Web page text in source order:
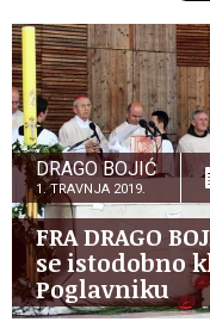
DRAGO BOJIĆ
1. TRAVNJA 2019.
FRA DRAGO
se istodobno
Poglavniku